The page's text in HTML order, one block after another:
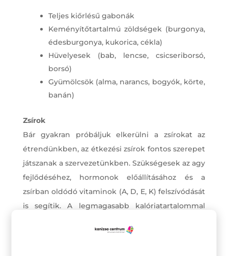
Teljes kiőrlésű gabonák
Keményítőtartalmú zöldségek (burgonya,
édesburgonya, kukorica, cékla)
Hüvelyesek (bab, lencse, csicseriborsó,
borsó)
Gyümölcsök (alma, narancs, bogyók, körte,
banán)
Zsírok
Bár gyakran próbáljuk elkerülni a zsírokat az
étrendünkben, az étkezési zsírok fontos szerepet
játszanak a szervezetünkben. Szükségesek az agy
fejlődéséhez, hormonok előállításához és a
zsírban oldódó vitaminok (A, D, E, K) felszívódását
is segítik. A legmagasabb kalóriatartalommal
hasznosak a jóllakottság érzésének fokozásában.